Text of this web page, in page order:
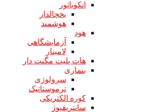
انکوباتور
یخچالدار
هوشمند
هود
آزمایشگاهی
لامینار​​​​​​​
هات پلیت مگنت دار​​​​​​​
بنماری
سرولوژی
ترموستاتیک
کوره الکتریکی
سانتریفیوژ